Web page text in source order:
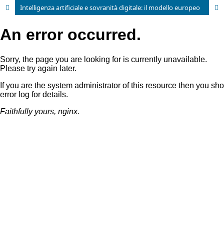
Intelligenza artificiale e sovranità digitale: il modello europeo